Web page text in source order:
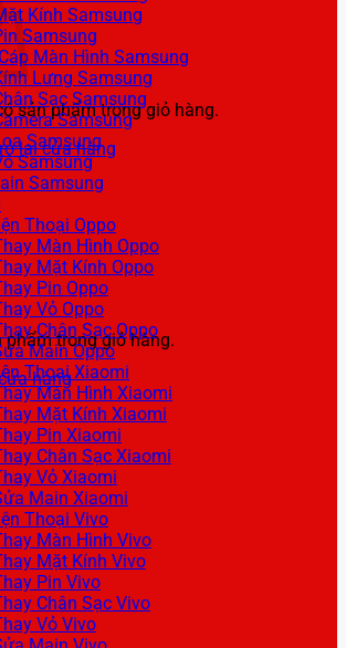
sản phẩm trong giỏ hàng.
lại cửa hàng
phẩm trong giỏ hàng.
hàng
Kính Samsung
Samsung
Màn Hình Samsung
Lưng Samsung
Sạc Samsung
Samsung
Samsung
Samsung
Samsung
Thoại Oppo
Màn Hình Oppo
Mặt Kính Oppo
Pin Oppo
Vỏ Oppo
Chân Sạc Oppo
Main Oppo
Thoại Xiaomi
Màn Hình Xiaomi
Mặt Kính Xiaomi
Pin Xiaomi
Chân Sạc Xiaomi
Vỏ Xiaomi
Main Xiaomi
Thoại Vivo
Màn Hình Vivo
Mặt Kính Vivo
Pin Vivo
Chân Sạc Vivo
Vỏ Vivo